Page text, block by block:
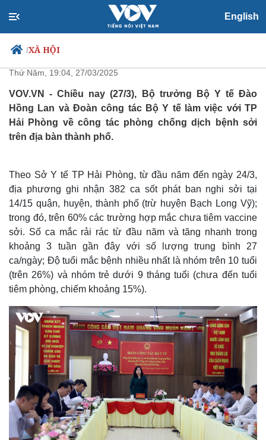
English
/XÃ HỘI
Chính trị
Đảng
Tổ chức nhân sự
Xã hội
Tin 24h
Việc làm
Biển đảo
Bộ Y tế kiểm tra công tác phòng
chống bệnh sởi tại TP Hải Phòng
Thứ Năm, 19:04, 27/03/2025
VOV.VN - Chiều nay (27/3), Bộ trưởng Bộ Y tế Đào
Hồng Lan và Đoàn công tác Bộ Y tế làm việc với TP
Hải Phòng về công tác phòng chống dịch bệnh sởi
trên địa bàn thành phố.
Theo Sở Y tế TP Hải Phòng, từ đầu năm đến ngày 24/3,
địa phương ghi nhận 382 ca sốt phát ban nghi sởi tại
14/15 quận, huyện, thành phố (trừ huyện Bạch Long Vỹ);
trong đó, trên 60% các trường hợp mắc chưa tiêm vaccine
sởi. Số ca mắc rải rác từ đầu năm và tăng nhanh trong
khoảng 3 tuần gần đây với số lượng trung bình 27
ca/ngày; Độ tuổi mắc bệnh nhiều nhất là nhóm trên 10 tuổi
(trên 26%) và nhóm trẻ dưới 9 tháng tuổi (chưa đến tuổi
tiêm phòng, chiếm khoảng 15%).